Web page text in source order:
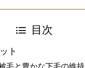
目次
ト
毛と豊かな下毛の維持